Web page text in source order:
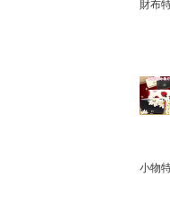
財布
小物